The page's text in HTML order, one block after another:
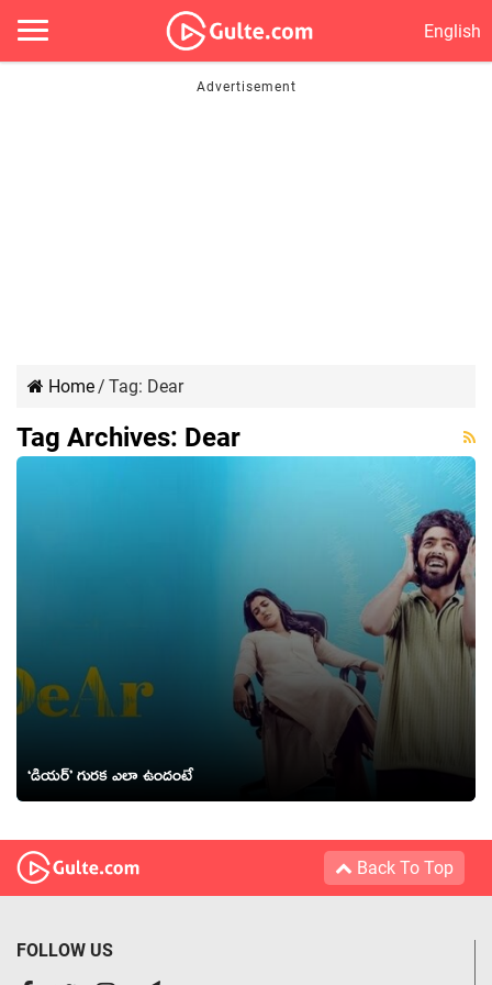
English
Home/ Tag: Dear
Tag Archives: Dear
‘డియర్’ గురక ఎలా ఉందంటే
Back To Top
FOLLOW US